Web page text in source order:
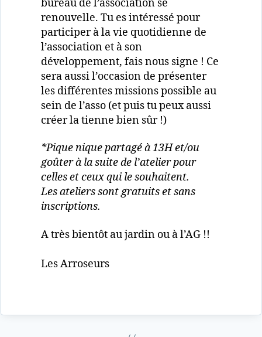
bureau de l’association se
renouvelle. Tu es intéressé pour
participer à la vie quotidienne de
l’association et à son
développement, fais nous signe ! Ce
sera aussi l’occasion de présenter
les différentes missions possible au
sein de l’asso (et puis tu peux aussi
créer la tienne bien sûr !)
*Pique nique partagé à 13H et/ou
goûter à la suite de l’atelier pour
celles et ceux qui le souhaitent.
Les ateliers sont gratuits et sans
inscriptions.
A très bientôt au jardin ou à l’AG !!
Les Arroseurs